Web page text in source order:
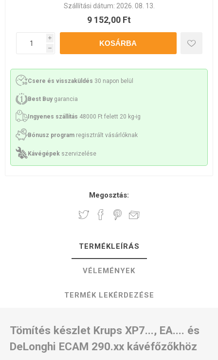
Szállítási dátum: 2026. 08. 13.
9 152,00 Ft
i
h
Csere és visszaküldés 30 napon belül
Best Buy garancia
Ingyenes szállítás 48000 Ft felett 20 kg-ig
Bónusz program regisztrált vásárlóknak
Kávégépek szervizelése
Megosztás:
TERMÉKLEÍRÁS
VÉLEMÉNYEK
TERMÉK LEKÉRDEZÉSE
Tömítés készlet Krups XP7..., EA.... és
DeLonghi ECAM 290.xx kávéfőzőkhöz